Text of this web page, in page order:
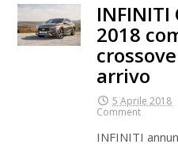
INFINITI
2018
arrivo
5 Aprile 2018
Comment
INFINITI